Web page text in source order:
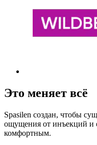
Это меняет всё
Spasilen создан, чтобы
ощущения от инъекций и
комфортным.